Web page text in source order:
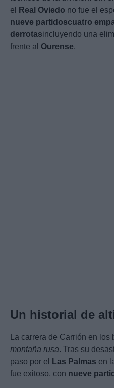
el
Real Oviedo no fue el
nueve partidoscuatro
derrotasincluyendo una
frente al Ourense.
Un historial de
La carrera de Carrión en
montaña rusa. Tras su
paso por el
Las Palmas en
fue exitoso, con nueve